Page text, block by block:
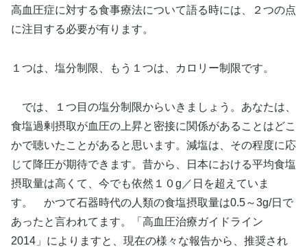
高血圧症に対する食事療法について語る時には、２つの点
に注目する必要が有ります。
１つは、塩分制限、もう１つは、カロリー制限です。
では、１つ目の塩分制限からいきましょう。あなたは、
食塩過剰摂取が血圧の上昇と密接に関係があることはどこ
かで聴いたことがあると思います。減塩は、その程度に応
じて降圧が期待できます。昔から、日本における平均食塩
摂取量は高くて、今でも依然１０g／日を超えていま
す。 かつて石器時代の人類の食塩摂取量は0.5～3g/日で
あったと言われてます。「高血圧治療ガイドライン
2014」によりますと、現在の様々な報告から、推奨され